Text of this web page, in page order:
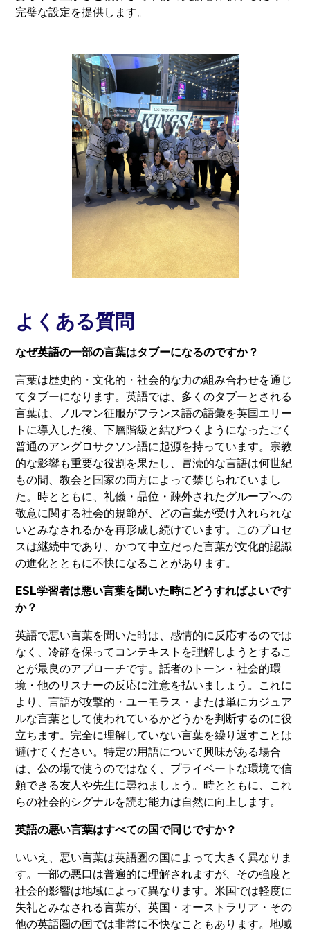
完璧な設定を提供します。
よくある質問
なぜ英語の一部の言葉はタブーになるのですか？
言葉は歴史的・文化的・社会的な力の組み合わせを通じ
てタブーになります。英語では、多くのタブーとされる
言葉は、ノルマン征服がフランス語の語彙を英国エリー
トに導入した後、下層階級と結びつくようになったごく
普通のアングロサクソン語に起源を持っています。宗教
的な影響も重要な役割を果たし、冒涜的な言語は何世紀
もの間、教会と国家の両方によって禁じられていまし
た。時とともに、礼儀・品位・疎外されたグループへの
敬意に関する社会的規範が、どの言葉が受け入れられな
いとみなされるかを再形成し続けています。このプロセ
スは継続中であり、かつて中立だった言葉が文化的認識
の進化とともに不快になることがあります。
ESL学習者は悪い言葉を聞いた時にどうすればよいです
か？
英語で悪い言葉を聞いた時は、感情的に反応するのでは
なく、冷静を保ってコンテキストを理解しようとするこ
とが最良のアプローチです。話者のトーン・社会的環
境・他のリスナーの反応に注意を払いましょう。これに
より、言語が攻撃的・ユーモラス・または単にカジュア
ルな言葉として使われているかどうかを判断するのに役
立ちます。完全に理解していない言葉を繰り返すことは
避けてください。特定の用語について興味がある場合
は、公の場で使うのではなく、プライベートな環境で信
頼できる友人や先生に尋ねましょう。時とともに、これ
らの社会的シグナルを読む能力は自然に向上します。
英語の悪い言葉はすべての国で同じですか？
いいえ、悪い言葉は英語圏の国によって大きく異なりま
す。一部の悪口は普遍的に理解されますが、その強度と
社会的影響は地域によって異なります。米国では軽度に
失礼とみなされる言葉が、英国・オーストラリア・その
他の英語圏の国では非常に不快なこともあります。地域